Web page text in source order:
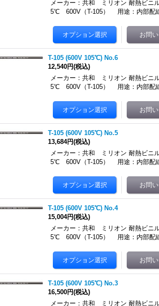
メーカー：共和 ミリオン 耐熱ビニ
5℃ 600V（T-105） 用途：内部配
T-105 (600V 105℃) No.6
12,540円(税込)
メーカー：共和 ミリオン 耐熱ビニ
5℃ 600V（T-105） 用途：内部配
T-105 (600V 105℃) No.5
13,684円(税込)
メーカー：共和 ミリオン 耐熱ビニ
5℃ 600V（T-105） 用途：内部配
T-105 (600V 105℃) No.4
15,004円(税込)
メーカー：共和 ミリオン 耐熱ビニ
5℃ 600V（T-105） 用途：内部配
T-105 (600V 105℃) No.3
16,500円(税込)
メーカー：共和 ミリオン 耐熱ビニ